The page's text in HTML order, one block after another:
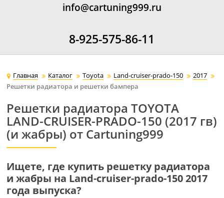
info@cartuning999.ru
8-925-575-86-11
Главная Каталог Toyota Land-cruiser-prado-150
2017
Решетки радиатора и решетки бампера
Решетки радиатора TOYOTA
LAND-CRUISER-PRADO-150 (2017 гв)
(и жабры) от Cartuning999
Ищете, где купить решетку радиатора
и жабры на Land-cruiser-prado-150 2017
года выпуска?